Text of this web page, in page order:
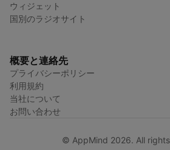
ウィジェット
国別のラジオサイト
概要と連絡先
プライバシーポリシー
利用規約
当社について
お問い合わせ
© AppMind 2026. All